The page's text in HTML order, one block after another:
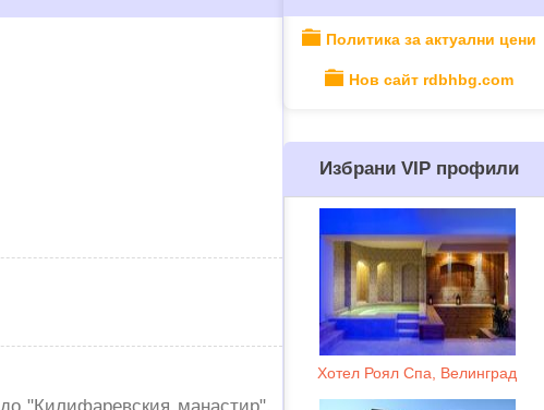
Политика за актуални цени
Нов сайт rdbhbg.com
Избрани VIP профили
Хотел Роял Спа, Велинград